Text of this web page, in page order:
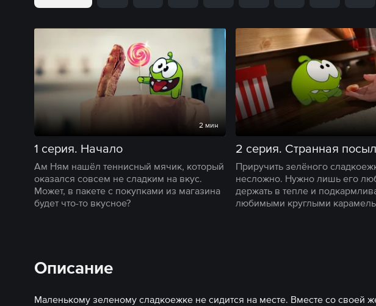
2 мин
1 серия. Начало
Ам Ням нашёл теннисный мячик, который
оказался совсем не сладким на вкус.
Может, в пакете с покупками из магазина
будет что-то вкусное?
2 серия. Странная
Приручить зелёного
несложно. Нужно лишь его
держать в тепле и
любимыми круглыми
Описание
Маленькому зеленому сладкоежке не сидится на месте. Вместе со своей